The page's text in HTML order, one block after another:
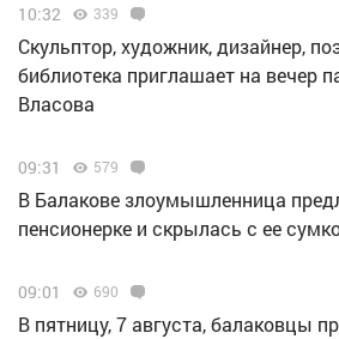
10:32 339
Скульптор, художник, дизайнер,
библиотека приглашает на вечер
Власова
09:31 579
В Балакове злоумышленница
пенсионерке и скрылась с ее
09:01 690
В пятницу, 7 августа, балаковцы